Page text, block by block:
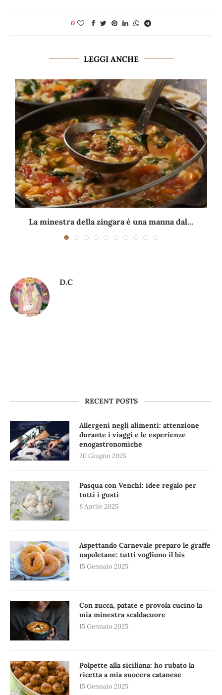
0
LEGGI ANCHE
La minestra della zingara è una manna dal...
D.C
RECENT POSTS
Allergeni negli alimenti: attenzione
durante i viaggi e le esperienze
enogastronomiche
20 Giugno 2025
Pasqua con Venchi: idee regalo per
tutti i gusti
8 Aprile 2025
Aspettando Carnevale preparo le graffe
napoletane: tutti vogliono il bis
15 Gennaio 2025
Con zucca, patate e provola cucino la
mia minestra scaldacuore
15 Gennaio 2025
Polpette alla siciliana: ho rubato la
ricetta a mia suocera catanese
15 Gennaio 2025